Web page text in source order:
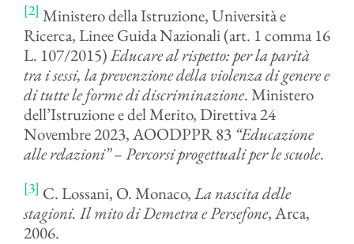
[2] Ministero della Istruzione, Università e
Ricerca, Linee Guida Nazionali (art. 1 comma 16
L. 107/2015)Educare al rispetto: per la parità
tra i sessi, la prevenzione della violenza di genere e
di tutte le forme di discriminazione. Ministero
dell’Istruzione e del Merito, Direttiva 24
Novembre 2023, AOODPPR 83 “Educazione
alle relazioni” – Percorsi progettuali per le scuole.
[3] C. Lossani, O. Monaco,La nascita delle
stagioni. Il mito di Demetra e Persefone, Arca,
2006.